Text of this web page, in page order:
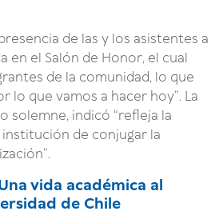
de las y los asistentes a
en el Salón de Honor, el cual
de la comunidad, lo que
lo que vamos a hacer hoy”. La
solemne, indicó “refleja la
de conjugar la
vida académica al
de Chile